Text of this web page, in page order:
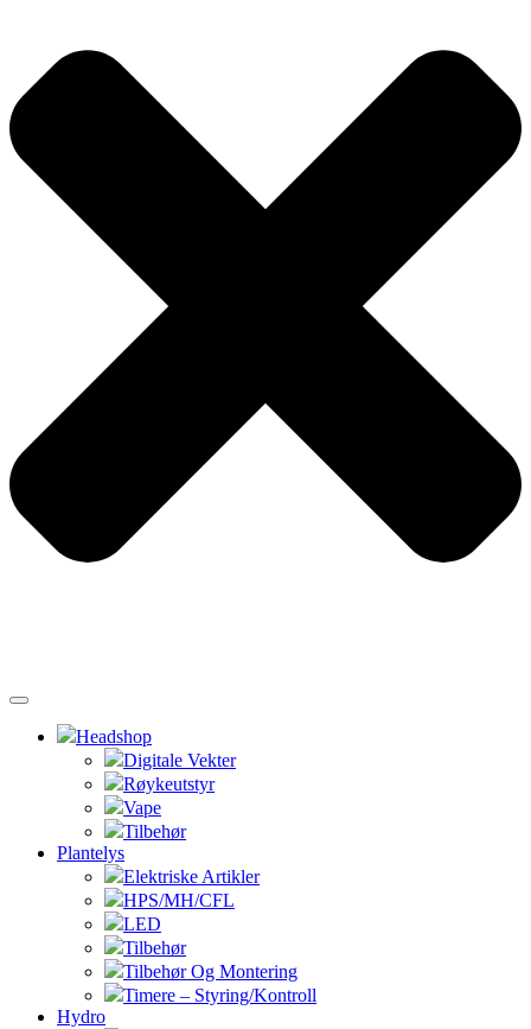
Headshop
Digitale Vekter
Røykeutstyr
Vape
Tilbehør
Plantelys
Elektriske Artikler
HPS/MH/CFL
LED
Tilbehør
Tilbehør Og Montering
Timere – Styring/Kontroll
Hydro